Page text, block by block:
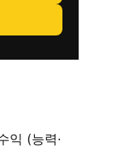
익 (능력·